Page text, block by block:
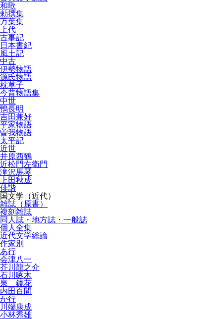
和歌
勅撰集
万葉集
上代
古事記
日本書紀
風土記
中古
伊勢物語
源氏物語
枕草子
今昔物語集
中世
鴨長明
吉田兼好
平家物語
曽我物語
太平記
近世
井原西鶴
近松門左衛門
滝沢馬琴
上田秋成
俳諧
国文学（近代）
雑誌（原書）
複刻雑誌
同人誌・地方誌・一般誌
個人全集
近代文学総論
作家別
あ行
会津八一
芥川龍之介
石川啄木
泉 鏡花
内田百閒
か行
川端康成
小林秀雄